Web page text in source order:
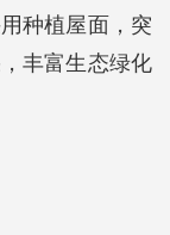
种植屋面，突
丰富生态绿化